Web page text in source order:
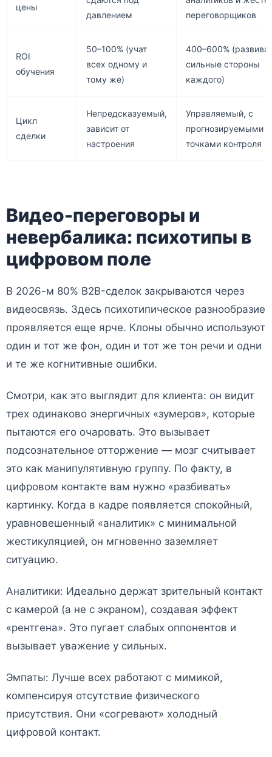
цены
давлением
переговорщиков
ROI
обучения
50–100% (учат
всех одному и
тому же)
400–600%
сильные стороны
каждого)
Цикл
сделки
Непредсказуемый,
зависит от
настроения
Управляемый, с
прогнозируемыми
точками контроля
Видео-переговоры и
невербалика: психотипы в
цифровом поле
В 2026-м 80% B2B-сделок закрываются через
видеосвязь. Здесь психотипическое разнообразие
проявляется еще ярче. Клоны обычно используют
один и тот же фон, один и тот же тон речи и одни
и те же когнитивные ошибки.
Смотри, как это выглядит для клиента: он видит
трех одинаково энергичных «зумеров», которые
пытаются его очаровать. Это вызывает
подсознательное отторжение — мозг считывает
это как манипулятивную группу. По факту, в
цифровом контакте вам нужно «разбивать»
картинку. Когда в кадре появляется спокойный,
уравновешенный «аналитик» с минимальной
жестикуляцией, он мгновенно заземляет
ситуацию.
Аналитики: Идеально держат зрительный контакт
с камерой (а не с экраном), создавая эффект
«рентгена». Это пугает слабых оппонентов и
вызывает уважение у сильных.
Эмпаты: Лучше всех работают с мимикой,
компенсируя отсутствие физического
присутствия. Они «согревают» холодный
цифровой контакт.